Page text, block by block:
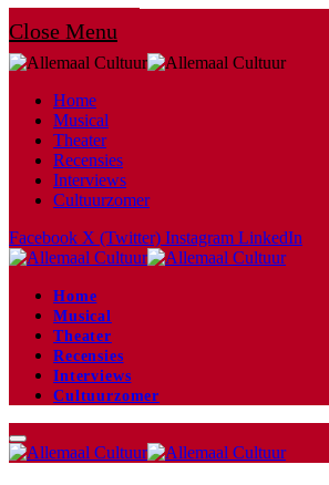
Close Menu
Home
Musical
Theater
Recensies
Interviews
Cultuurzomer
Facebook X (Twitter) Instagram LinkedIn
Home
Musical
Theater
Recensies
Interviews
Cultuurzomer